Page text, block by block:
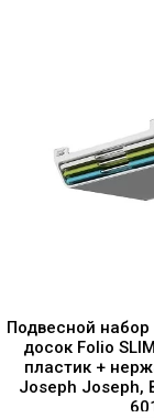
Подвесной
досок Folio
пластик +
Joseph Joseph,